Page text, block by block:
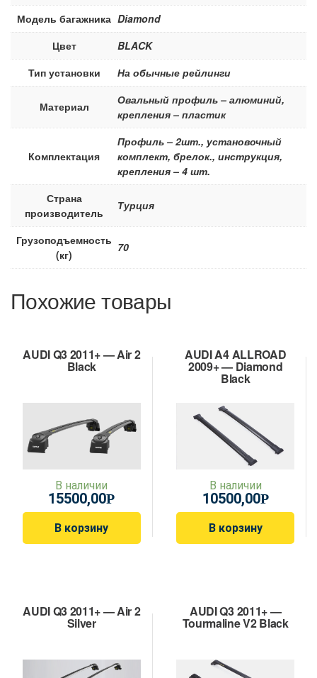
Модель багажника Diamond
Цвет
BLACK
Тип установки
На обычные рейлинги
Материал
Овальный профиль – алюминий,
крепления – пластик
Комплектация
Профиль – 2шт., установочный
комплект, брелок., инструкция,
крепления – 4 шт.
Страна
производитель
Турция
Грузоподъемность
(кг)
70
Похожие товары
AUDI Q3 2011+ — Air 2
Black
В наличии
15500,00Р
В корзину
AUDI A4 ALLROAD
2009+ — Diamond
Black
В наличии
10500,00Р
В корзину
AUDI Q3 2011+ — Air 2
Silver
AUDI Q3 2011+ —
Tourmaline V2 Black